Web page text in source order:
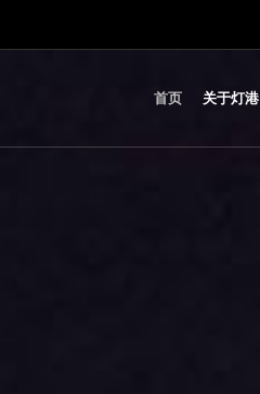
首页 关于灯港